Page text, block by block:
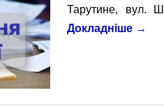
Тарутине, вул.
Докладніше →